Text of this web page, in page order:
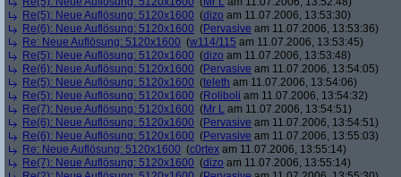
Re(5): Neue Auflösung: 5120x1600 (dizo am 11.07.2006, 13:53:30)
Re(6): Neue Auflösung: 5120x1600 (Pervasive am 11.07.2006, 13:53:36)
Re: Neue Auflösung: 5120x1600 (w114/115 am 11.07.2006, 13:53:45)
Re(5): Neue Auflösung: 5120x1600 (dizo am 11.07.2006, 13:53:48)
Re(6): Neue Auflösung: 5120x1600 (Pervasive am 11.07.2006, 13:54:05)
Re(5): Neue Auflösung: 5120x1600 (teleth am 11.07.2006, 13:54:06)
Re(5): Neue Auflösung: 5120x1600 (Roliboli am 11.07.2006, 13:54:32)
Re(7): Neue Auflösung: 5120x1600 (Mr L am 11.07.2006, 13:54:51)
Re(6): Neue Auflösung: 5120x1600 (Pervasive am 11.07.2006, 13:54:51)
Re(6): Neue Auflösung: 5120x1600 (Pervasive am 11.07.2006, 13:55:03)
Re: Neue Auflösung: 5120x1600 (c0rtex am 11.07.2006, 13:55:14)
Re(7): Neue Auflösung: 5120x1600 (dizo am 11.07.2006, 13:55:14)